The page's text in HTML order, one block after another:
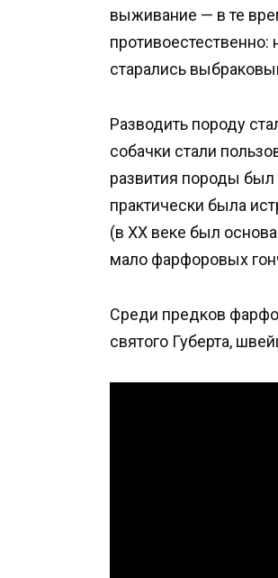
выживание — в те
противоестественно:
старались
Разводить породу
собачки стали
развития породы был
практически была
(в XX веке был
мало фарфоровых
Среди предков
святого Губерта,